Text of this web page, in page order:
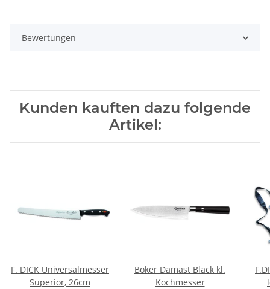
Bewertungen
Kunden kauften dazu folgende
Artikel:
F. DICK Universalmesser
Superior, 26cm
Böker Damast Black kl.
Kochmesser